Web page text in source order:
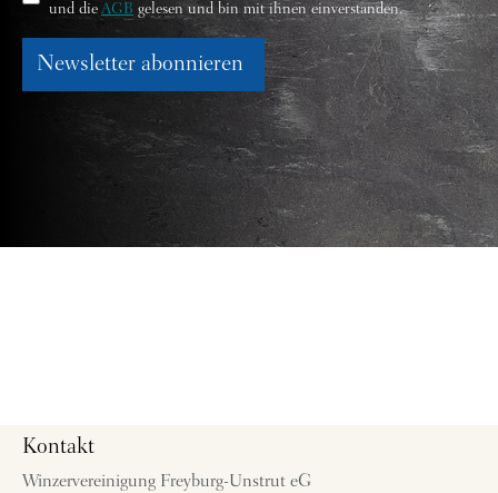
und die AGB gelesen und bin mit ihnen einverstanden.
Newsletter abonnieren
Kontakt
Winzervereinigung Freyburg-Unstrut eG